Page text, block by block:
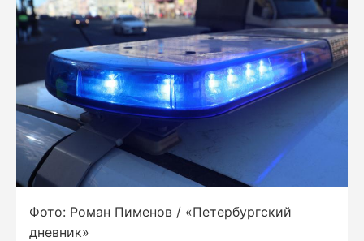
Фото: Роман Пименов / «Петербургский
дневник»